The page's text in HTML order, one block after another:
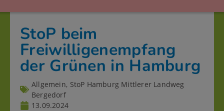
StoP beim
Freiwilligenempfang
der Grünen in Hamburg
Allgemein, StoP Hamburg Mittlerer Landweg
Bergedorf
13.09.2024